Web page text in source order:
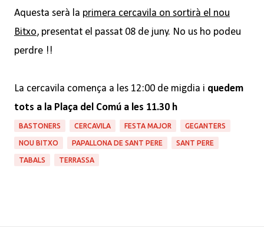
Aquesta serà la primera cercavila on sortirà el nou
Bitxo, presentat el passat 08 de juny. No us ho podeu
perdre !!
La cercavila comença a les 12:00 de migdia i quedem
tots a la Plaça del Comú a les 11.30 h
BASTONERS CERCAVILA FESTA MAJOR GEGANTERS
NOU BITXO PAPALLONA DE SANT PERE SANT PERE
TABALS TERRASSA